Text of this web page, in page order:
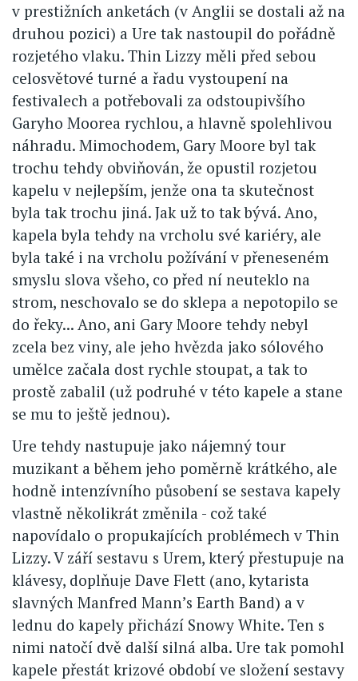
v prestižních anketách (v Anglii se dostali až na
druhou pozici) a Ure tak nastoupil do pořádně
rozjetého vlaku. Thin Lizzy měli před sebou
celosvětové turné a řadu vystoupení na
festivalech a potřebovali za odstoupivšího
Garyho Moorea rychlou, a hlavně spolehlivou
náhradu. Mimochodem, Gary Moore byl tak
trochu tehdy obviňován, že opustil rozjetou
kapelu v nejlepším, jenže ona ta skutečnost
byla tak trochu jiná. Jak už to tak bývá. Ano,
kapela byla tehdy na vrcholu své kariéry, ale
byla také i na vrcholu požívání v přeneseném
smyslu slova všeho, co před ní neuteklo na
strom, neschovalo se do sklepa a nepotopilo se
do řeky... Ano, ani Gary Moore tehdy nebyl
zcela bez viny, ale jeho hvězda jako sólového
umělce začala dost rychle stoupat, a tak to
prostě zabalil (už podruhé v této kapele a stane
se mu to ještě jednou).
Ure tehdy nastupuje jako nájemný tour
muzikant a během jeho poměrně krátkého, ale
hodně intenzívního působení se sestava kapely
vlastně několikrát změnila - což také
napovídalo o propukajících problémech v Thin
Lizzy. V září sestavu s Urem, který přestupuje na
klávesy, doplňuje Dave Flett (ano, kytarista
slavných Manfred Mann’s Earth Band) a v
lednu do kapely přichází Snowy White. Ten s
nimi natočí dvě další silná alba. Ure tak pomohl
kapele přestát krizové období ve složení sestavy